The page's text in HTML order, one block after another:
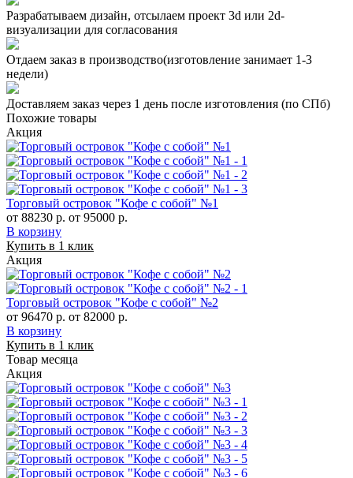
Разрабатываем дизайн, отсылаем проект 3d или 2d-
визуализации для согласования
Отдаем заказ в производство(изготовление занимает 1-3
недели)
Доставляем заказ через 1 день после изготовления (по СПб)
Похожие товары
Акция
Торговый островок "Кофе с собой" №1
от 88230 р. от 95000 р.
В корзину
Купить в 1 клик
Акция
Торговый островок "Кофе с собой" №2
от 96470 р. от 82000 р.
В корзину
Купить в 1 клик
Товар месяца
Акция